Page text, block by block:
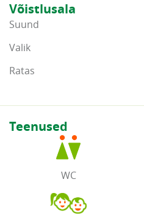
Võistlusala
Suund
Valik
Ratas
Teenused
WC